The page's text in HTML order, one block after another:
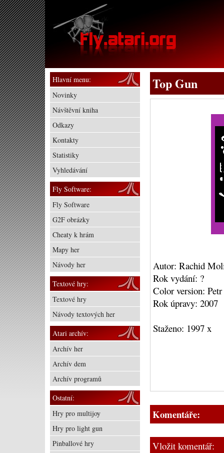
Top Gun
Autor: Rachid
Rok vydání: ?
Color version: Petr
Rok úpravy: 2007
Staženo: 1997 x
Komentáře:
Vložit komentář:
Hlavní menu:
Novinky
Návštěvní kniha
Odkazy
Kontakty
Statistiky
Vyhledávání
Fly Software:
Fly Software
G2F obrázky
Cheaty k hrám
Mapy her
Návody her
Textové hry:
Textové hry
Návody textových her
Atari archív:
Archív her
Archív dem
Archív programů
Ostatní:
Hry pro multijoy
Hry pro light gun
Pinballové hry